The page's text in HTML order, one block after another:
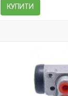
КУПИТИ